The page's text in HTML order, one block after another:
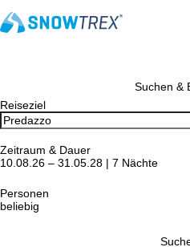
Suchen &
Reiseziel
Zeitraum & Dauer
10.08.26 – 31.05.28 | 7 Nächte
Personen
beliebig